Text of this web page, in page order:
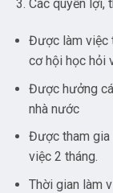
Các quyền lợi,
Được làm việc
cơ hội học hỏi
Được hưởng
nhà nước
Được tham gia
việc 2 tháng.
Thời gian làm